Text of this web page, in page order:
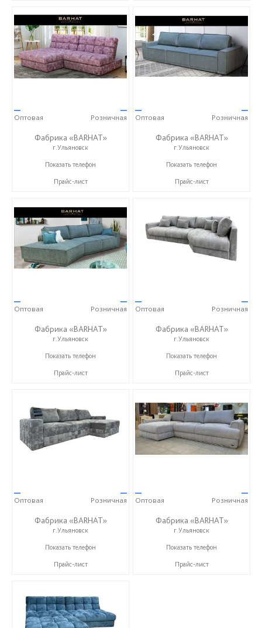
—
Оптовая
—
Розничная
Фабрика «BARHAT»
г.Ульяновск
+7 (996) 219-29-77
Показать телефон
Прайс-лист
—
Оптовая
—
Розничная
Фабрика «BARHAT»
г.Ульяновск
+7 (996) 219-29-77
Показать телефон
Прайс-лист
—
Оптовая
—
Розничная
Фабрика «BARHAT»
г.Ульяновск
+7 (996) 219-29-77
Показать телефон
Прайс-лист
—
Оптовая
—
Розничная
Фабрика «BARHAT»
г.Ульяновск
+7 (996) 219-29-77
Показать телефон
Прайс-лист
—
Оптовая
—
Розничная
Фабрика «BARHAT»
г.Ульяновск
+7 (996) 219-29-77
Показать телефон
Прайс-лист
—
Оптовая
—
Розничная
Фабрика «BARHAT»
г.Ульяновск
+7 (996) 219-29-77
Показать телефон
Прайс-лист